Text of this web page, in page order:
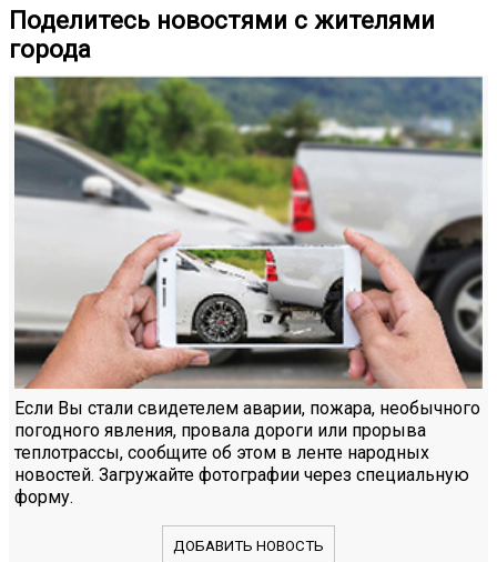
Поделитесь новостями с жителями
города
Если Вы стали свидетелем аварии, пожара, необычного
погодного явления, провала дороги или прорыва
теплотрассы, сообщите об этом в ленте народных
новостей. Загружайте фотографии через специальную
форму.
ДОБАВИТЬ НОВОСТЬ